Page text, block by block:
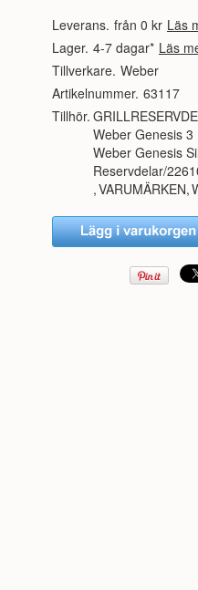
Leverans. från 0 kr Läs
Lager. 4-7 dagar* Läs
Tillverkare. Weber
Artikelnummer. 63117
Tillhör.
Weber Genesis 3
Weber Genesis
Reservdelar/
,VARUMÄRKEN,